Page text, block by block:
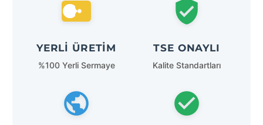
YERLI ÜRETIM
%100 Yerli Sermaye
TSE ONAYLI
Kalite Standartları